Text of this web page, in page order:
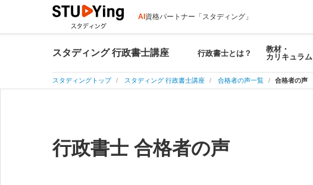
AI 資格パートナー「スタディング」
スタディング 行政書士講座 行政書士とは？
教材・
カリキュラム
スタディングトップ スタディング 行政書士講座 合格者の声一覧 合格者の声
行政書士 合格者の声